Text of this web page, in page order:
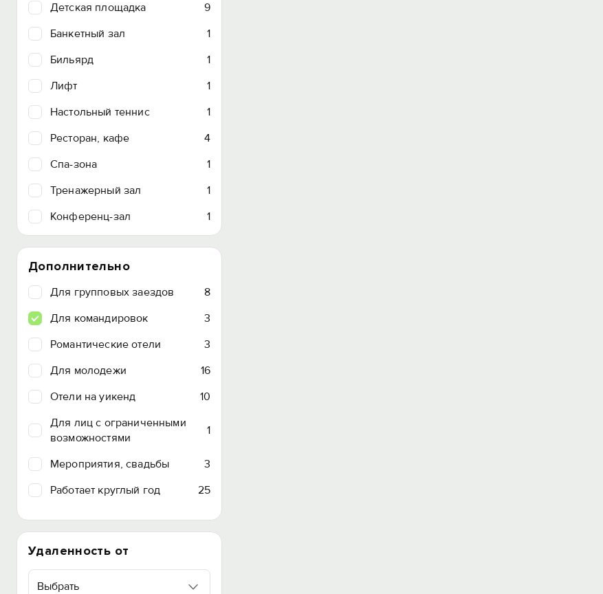
Детская площадка
9
Банкетный зал
1
Бильярд
1
Лифт
1
Настольный теннис
1
Ресторан, кафе
4
Спа-зона
1
Тренажерный зал
1
Конференц-зал
1
Дополнительно
Для групповых заездов
8
Для командировок
3
Романтические отели
3
Для молодежи
16
Отели на уикенд
10
Для лиц с ограниченными
возможностями
1
Мероприятия, свадьбы
3
Работает круглый год
25
Удаленность от
Выбрать